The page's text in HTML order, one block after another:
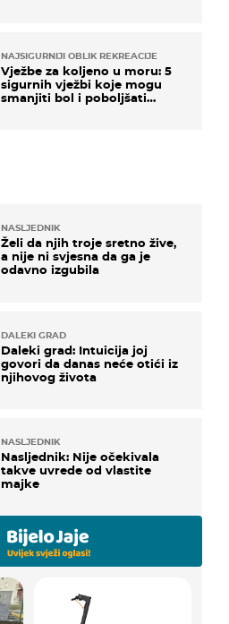
NASLJEDNIK
Želi da njih troje sretno žive,
a nije ni svjesna da ga je
odavno izgubila
DALEKI GRAD
Daleki grad: Intuicija joj
govori da danas neće otići iz
njihovog života
NASLJEDNIK
Nasljednik: Nije očekivala
takve uvrede od vlastite
majke
NAJSIGURNIJI OBLIK REKREACIJE
Vježbe za koljeno u moru: 5
sigurnih vježbi koje mogu
smanjiti bol i poboljšati